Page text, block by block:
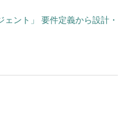
ント」 要件定義から設計・